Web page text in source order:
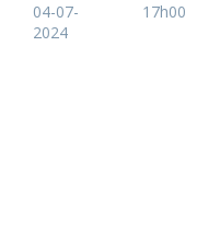
04-07-
2024
17h00